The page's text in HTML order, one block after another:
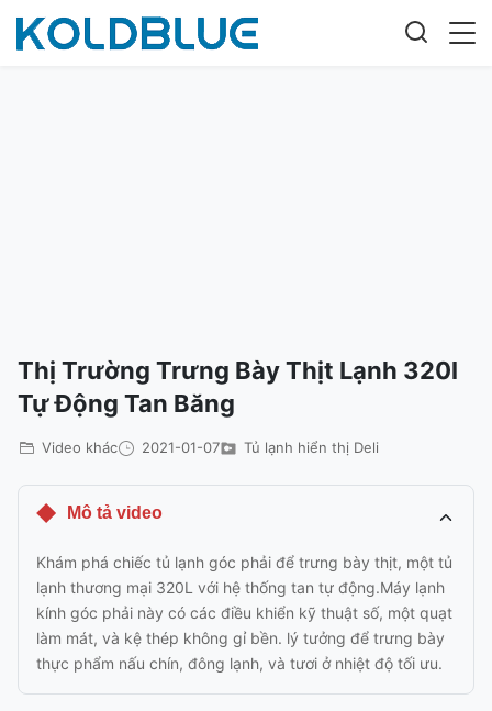
Thị Trường Trưng Bày Thịt Lạnh 320l
Tự Động Tan Băng
Video khác 2021-01-07 Tủ lạnh hiển thị Deli
Mô tả video
Khám phá chiếc tủ lạnh góc phải để trưng bày thịt, một tủ
lạnh thương mại 320L với hệ thống tan tự động.Máy lạnh
kính góc phải này có các điều khiển kỹ thuật số, một quạt
làm mát, và kệ thép không gỉ bền. lý tưởng để trưng bày
thực phẩm nấu chín, đông lạnh, và tươi ở nhiệt độ tối ưu.